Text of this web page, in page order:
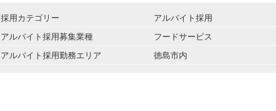
採用カテゴリー
アルバイト採用
アルバイト採用募集業種
フードサービス
アルバイト採用勤務エリア
徳島市内